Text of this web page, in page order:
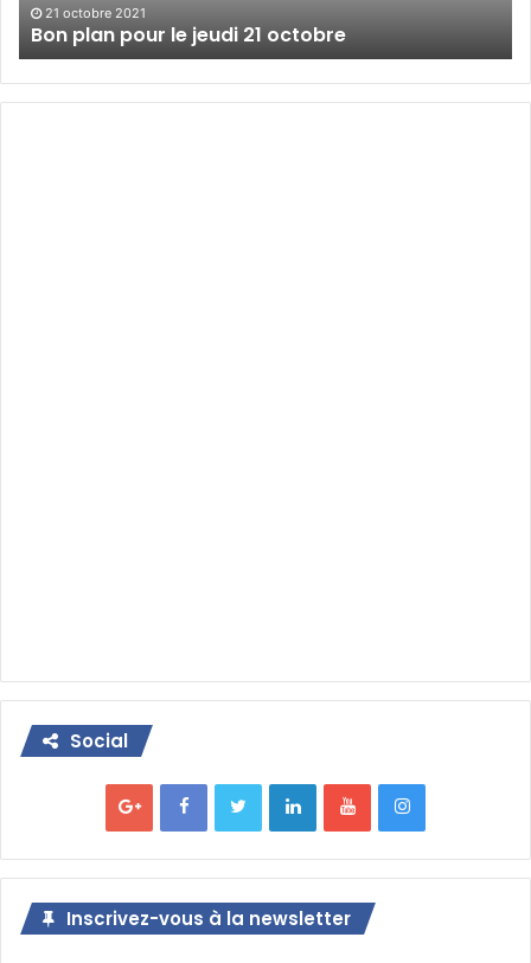
21 octobre 2021
Bon plan pour le jeudi 21 octobre
Social
Inscrivez-vous à la newsletter